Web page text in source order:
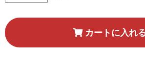
カートに入れ